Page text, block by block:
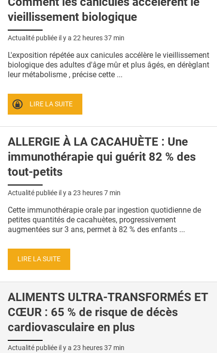
THÉMA
L'APP
PUBLICITÉ
CONTACT
vieillissement biologique
Actualité publiée il y a 22 heures 37 min
L'exposition répétée aux canicules accélère le vieillissement
biologique des adultes d'âge mûr et plus âgés, en dérèglant
leur métabolisme , précise cette ...
LIRE LA SUITE
ALLERGIE À LA CACAHUÈTE : Une
immunothérapie qui guérit 82 % des
tout-petits
Actualité publiée il y a 23 heures 7 min
Cette immunothérapie orale par ingestion quotidienne de
petites quantités de cacahuètes, progressivement
augmentées sur 3 ans, permet à 82 % des enfants ...
LIRE LA SUITE
ALIMENTS ULTRA-TRANSFORMÉS ET
CŒUR : 65 % de risque de décès
cardiovasculaire en plus
Actualité publiée il y a 23 heures 37 min